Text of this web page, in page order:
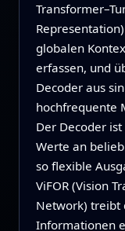
globalen
erfassen, und
Decoder aus
hochfrequente
Der Decoder
Werte an
so flexible
ViFOR (Vision
Network) treibt
Informationen